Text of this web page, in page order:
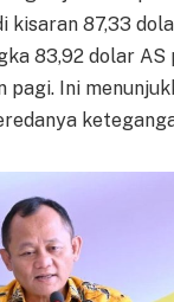
kisaran 87,33
83,92 dolar
pagi. Ini